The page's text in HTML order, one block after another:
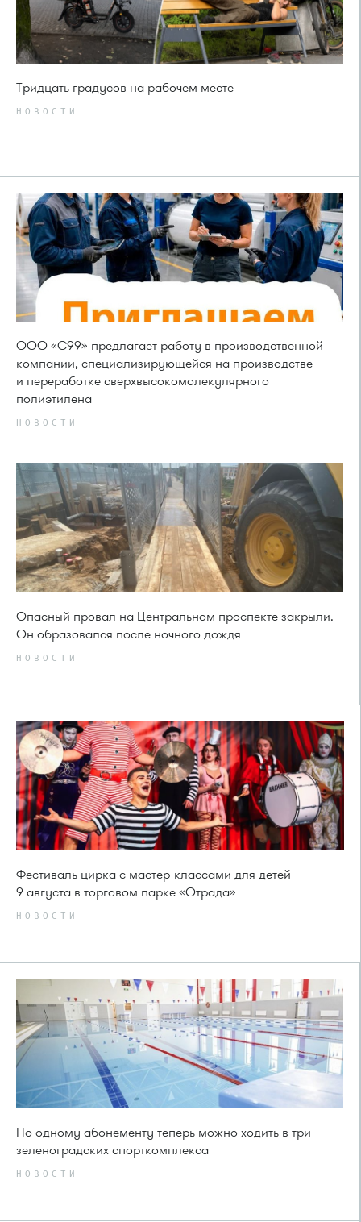
Тридцать градусов на рабочем месте
НОВОСТИ
ООО «С99» предлагает работу в производственной
компании, специализирующейся на производстве
и переработке сверхвысокомолекулярного
полиэтилена
НОВОСТИ
Опасный провал на Центральном проспекте закрыли.
Он образовался после ночного дождя
НОВОСТИ
Фестиваль цирка с мастер-классами для детей —
9 августа в торговом парке «Отрада»
НОВОСТИ
По одному абонементу теперь можно ходить в три
зеленоградских спорткомплекса
НОВОСТИ